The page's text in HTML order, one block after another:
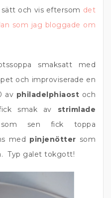
och vis eftersom det
som jag bloggade om
smaksatt med
och improviserade en
av philadelphiaost och
smak av strimlade
sen fick toppa
med pinjenötter som
Typ galet tokgott!